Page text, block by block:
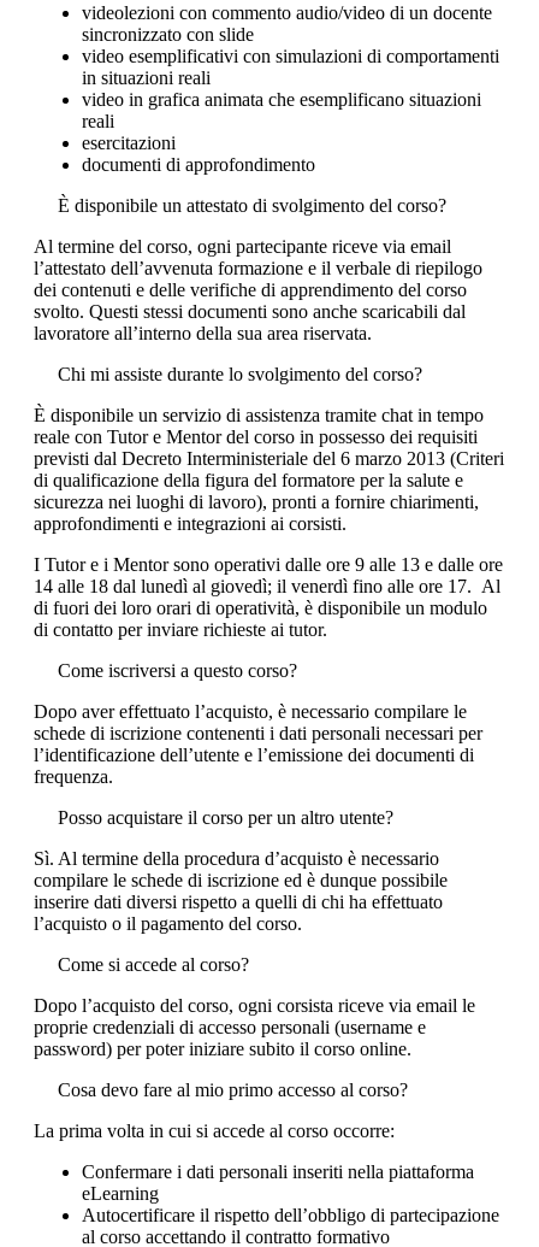
videolezioni con commento audio/video di un docente
sincronizzato con slide
video esemplificativi con simulazioni di comportamenti
in situazioni reali
video in grafica animata che esemplificano situazioni
reali
esercitazioni
documenti di approfondimento
È disponibile un attestato di svolgimento del corso?
Al termine del corso, ogni partecipante riceve via email
l’attestato dell’avvenuta formazione e il verbale di riepilogo
dei contenuti e delle verifiche di apprendimento del corso
svolto. Questi stessi documenti sono anche scaricabili dal
lavoratore all’interno della sua area riservata.
Chi mi assiste durante lo svolgimento del corso?
È disponibile un servizio di assistenza tramite chat in tempo
reale con Tutor e Mentor del corso in possesso dei requisiti
previsti dal Decreto Interministeriale del 6 marzo 2013 (Criteri
di qualificazione della figura del formatore per la salute e
sicurezza nei luoghi di lavoro), pronti a fornire chiarimenti,
approfondimenti e integrazioni ai corsisti.
I Tutor e i Mentor sono operativi dalle ore 9 alle 13 e dalle ore
14 alle 18 dal lunedì al giovedì; il venerdì fino alle ore 17. Al
di fuori dei loro orari di operatività, è disponibile un modulo
di contatto per inviare richieste ai tutor.
Come iscriversi a questo corso?
Dopo aver effettuato l’acquisto, è necessario compilare le
schede di iscrizione contenenti i dati personali necessari per
l’identificazione dell’utente e l’emissione dei documenti di
frequenza.
Posso acquistare il corso per un altro utente?
Sì. Al termine della procedura d’acquisto è necessario
compilare le schede di iscrizione ed è dunque possibile
inserire dati diversi rispetto a quelli di chi ha effettuato
l’acquisto o il pagamento del corso.
Come si accede al corso?
Dopo l’acquisto del corso, ogni corsista riceve via email le
proprie credenziali di accesso personali (username e
password) per poter iniziare subito il corso online.
Cosa devo fare al mio primo accesso al corso?
La prima volta in cui si accede al corso occorre:
Confermare i dati personali inseriti nella piattaforma
eLearning
Autocertificare il rispetto dell’obbligo di partecipazione
al corso accettando il contratto formativo